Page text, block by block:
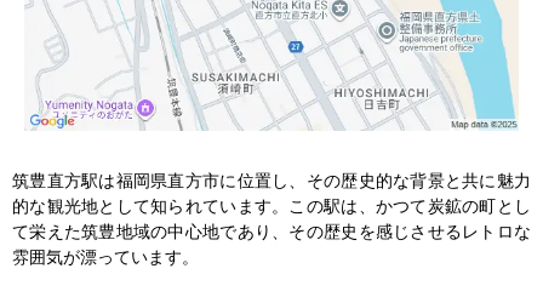
筑豊直方駅は福岡県直方市に位置し、その歴史的な背景と共に魅力
的な観光地として知られています。この駅は、かつて炭鉱の町とし
て栄えた筑豊地域の中心地であり、その歴史を感じさせるレトロな
雰囲気が漂っています。